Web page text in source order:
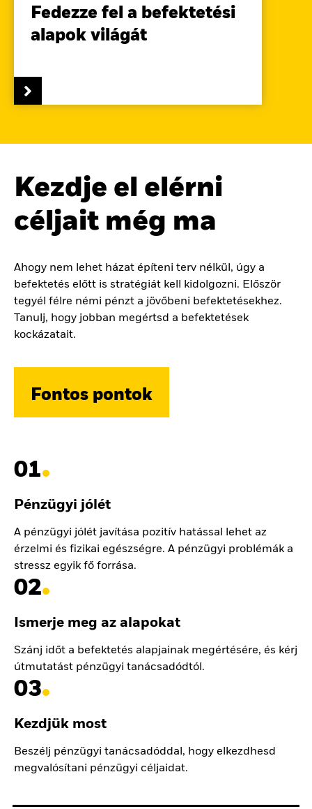
Fedezze fel a befektetési
alapok világát
Kezdje el elérni
céljait még ma
Ahogy nem lehet házat építeni terv nélkül, úgy a
befektetés előtt is stratégiát kell kidolgozni. Először
tegyél félre némi pénzt a jövőbeni befektetésekhez.
Tanulj, hogy jobban megértsd a befektetések
kockázatait.
Fontos pontok
01
Pénzügyi jólét
A pénzügyi jólét javítása pozitív hatással lehet az
érzelmi és fizikai egészségre. A pénzügyi problémák a
stressz egyik fő forrása.
02
Ismerje meg az alapokat
Szánj időt a befektetés alapjainak megértésére, és kérj
útmutatást pénzügyi tanácsadódtól.
03
Kezdjük most
Beszélj pénzügyi tanácsadóddal, hogy elkezdhesd
megvalósítani pénzügyi céljaidat.